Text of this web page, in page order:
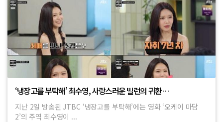
‘냉장고를 부탁해’ 최수영, 사랑스러운 빌런의 귀환…
지난 2일 방송된 JTBC ‘냉장고를 부탁해’에는 영화 ‘오케이 마담
2’의 주역 최수영이 ...